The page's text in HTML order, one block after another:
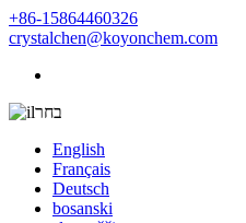
+86-15864460326
crystalchen@koyonchem.com
בחר
English
Français
Deutsch
bosanski